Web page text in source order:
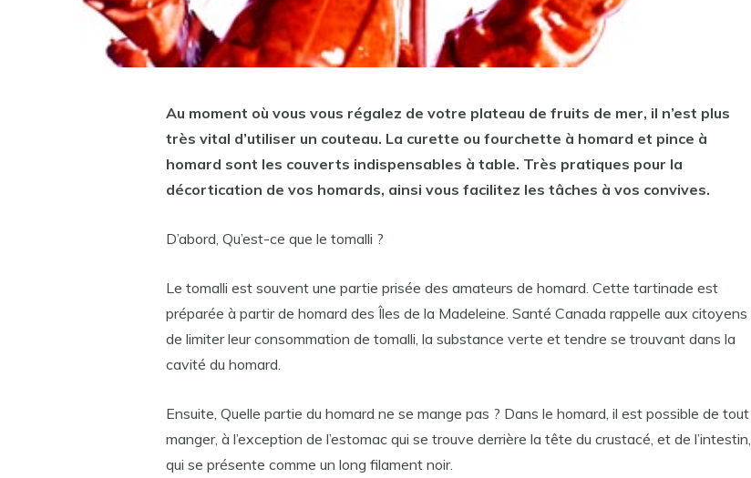
Au moment où vous vous régalez de votre plateau de fruits de mer, il n’est plus
très vital d’utiliser un couteau. La curette ou fourchette à homard et pince à
homard sont les couverts indispensables à table. Très pratiques pour la
décortication de vos homards, ainsi vous facilitez les tâches à vos convives.
D’abord, Qu’est-ce que le tomalli ?
Le tomalli est souvent une partie prisée des amateurs de homard. Cette tartinade est
préparée à partir de homard des Îles de la Madeleine. Santé Canada rappelle aux citoyens
de limiter leur consommation de tomalli, la substance verte et tendre se trouvant dans la
cavité du homard.
Ensuite, Quelle partie du homard ne se mange pas ? Dans le homard, il est possible de tout
manger, à l’exception de l’estomac qui se trouve derrière la tête du crustacé, et de l’intestin,
qui se présente comme un long filament noir.